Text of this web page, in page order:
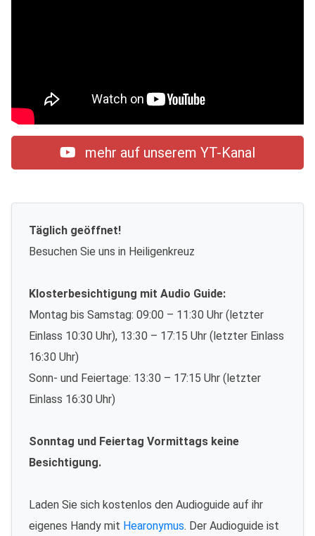
mehr auf unserem YT-Kanal
Täglich geöffnet!
Besuchen Sie uns in Heiligenkreuz
Klosterbesichtigung mit Audio Guide:
Montag bis Samstag: 09:00 – 11:30 Uhr (letzter
Einlass 10:30 Uhr), 13:30 – 17:15 Uhr (letzter Einlass
16:30 Uhr)
Sonn- und Feiertage: 13:30 – 17:15 Uhr (letzter
Einlass 16:30 Uhr)
Sonntag und Feiertag Vormittags keine
Besichtigung.
Laden Sie sich kostenlos den Audioguide auf ihr
eigenes Handy mit Hearonymus. Der Audioguide ist